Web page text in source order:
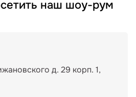
наш шоу-рум
д. 29 корп. 1,